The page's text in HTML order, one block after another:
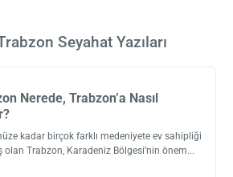
Seyahat Yazıları
Nerede, Trabzon’a Nasıl
kadar birçok farklı medeniyete ev sahipliği
olan Trabzon, Karadeniz Bölgesi’nin önem